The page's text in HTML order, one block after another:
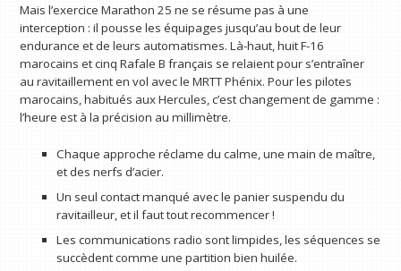
Mais l’exercice Marathon 25 ne se résume pas à une
interception : il pousse les équipages jusqu’au bout de leur
endurance et de leurs automatismes. Là-haut, huit F-16
marocains et cinq Rafale B français se relaient pour s’entraîner
au ravitaillement en vol avec le MRTT Phénix. Pour les pilotes
marocains, habitués aux Hercules, c’est changement de gamme :
l’heure est à la précision au millimètre.
Chaque approche réclame du calme, une main de maître,
et des nerfs d’acier.
Un seul contact manqué avec le panier suspendu du
ravitailleur, et il faut tout recommencer !
Les communications radio sont limpides, les séquences se
succèdent comme une partition bien huilée.